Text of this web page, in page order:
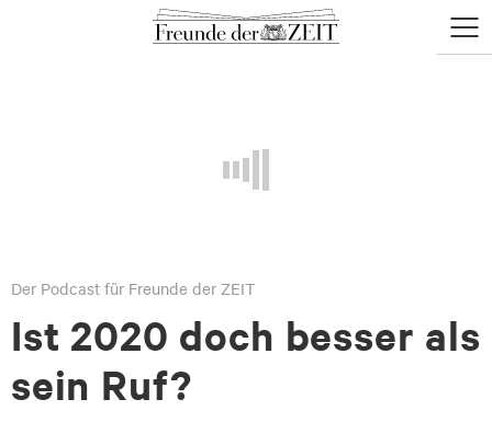
Menü
Der Podcast für Freunde der ZEIT
Ist 2020 doch besser als
sein Ruf?